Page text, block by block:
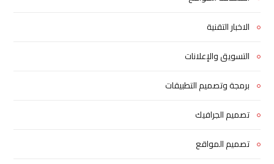
الاخبار التقنية
التسويق والإعلانات
برمجة وتصميم التطبيقات
تصميم الجرافيك
تصميم المواقع